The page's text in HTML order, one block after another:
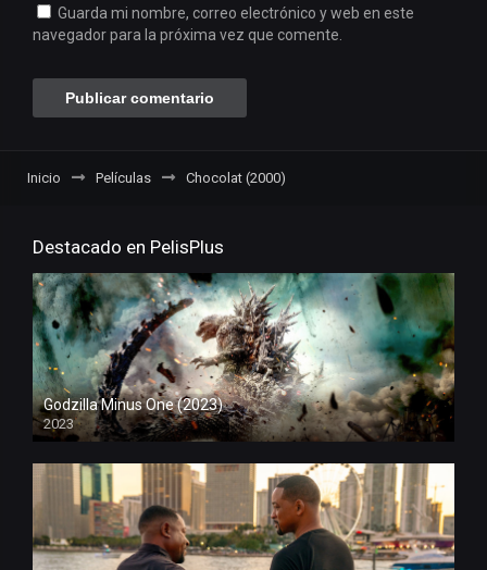
Guarda mi nombre, correo electrónico y web en este
navegador para la próxima vez que comente.
Inicio Películas Chocolat (2000)
Destacado en PelisPlus
Godzilla Minus One (2023)
2023